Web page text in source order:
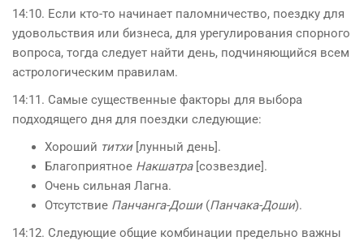
14:10. Если кто-то начинает паломничество, поездку для
удовольствия или бизнеса, для урегулирования спорного
вопроса, тогда следует найти день, подчиняющийся всем
астрологическим правилам.
14:11. Самые существенные факторы для выбора
подходящего дня для поездки следующие:
Хороший титхи[лунный день].
Благоприятное Накшатра[созвездие].
Очень сильная Лагна.
Отсутствие Панчанга-Доши(Панчака-Доши).
14:12. Следующие общие комбинации предельно важны